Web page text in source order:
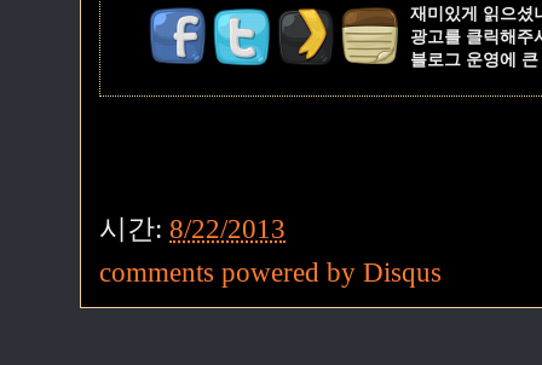
재미있게 읽으셨
광고를 클릭해주
블로그 운영에
시간: 8/22/2013
comments powered by Disqus